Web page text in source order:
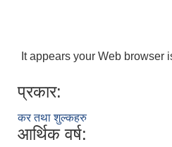
It appears your Web browser
प्रकार:
कर तथा शुल्कहरु
आर्थिक वर्ष: